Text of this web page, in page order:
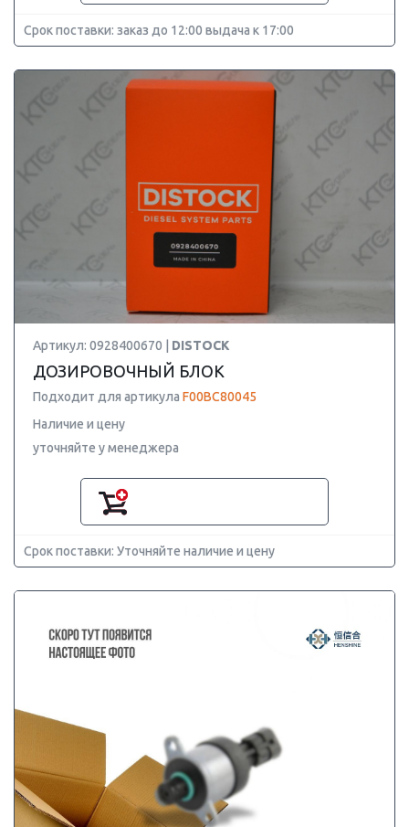
Срок поставки: заказ до 12:00 выдача к 17:00
Артикул: 0928400670 | DISTOCK
ДОЗИРОВОЧНЫЙ БЛОК
Подходит для артикула F00BC80045
Наличие и цену
уточняйте у менеджера
Срок поставки: Уточняйте наличие и цену